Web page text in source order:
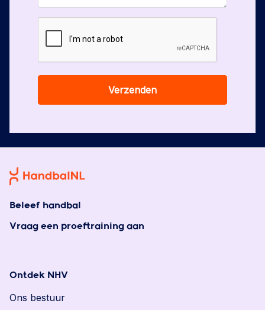
Verzenden
Beleef handbal
Vraag een proeftraining aan
Ontdek NHV
Ons bestuur